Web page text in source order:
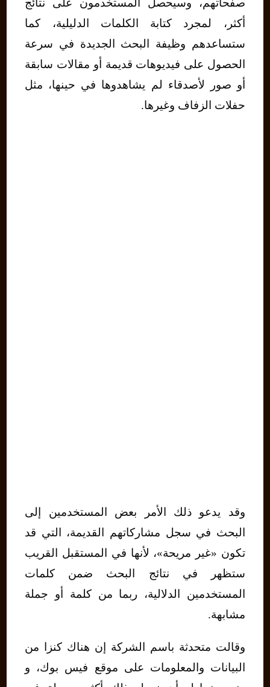
صفحاتهم، وسيحصل المستخدمون على نتائج
أكثر، لمجرد كتابة الكلمات الدليلية، كما
ستساعدهم وظيفة البحث الجديدة في سرعة
الحصول على فيديوهات قديمة أو مقالات سابقة
أو صور لأصدقاء لم يشاهدوها في حينها، مثل
حفلات الزفاف وغيرها.
وقد يدعو ذلك الأمر بعض المستخدمين إلى
البحث في سجل مشاركاتهم القديمة، التي قد
تكون «غير مريحة»، لأنها في المستقبل القريب
ستظهر في نتائج البحث ضمن كلمات
المستخدمين الدلالية، ربما من كلمة أو جملة
مشابهة.
وقالت متحدثة باسم الشركة إن هناك كنزا من
البيانات والمعلومات على موقع فيس بوك، و